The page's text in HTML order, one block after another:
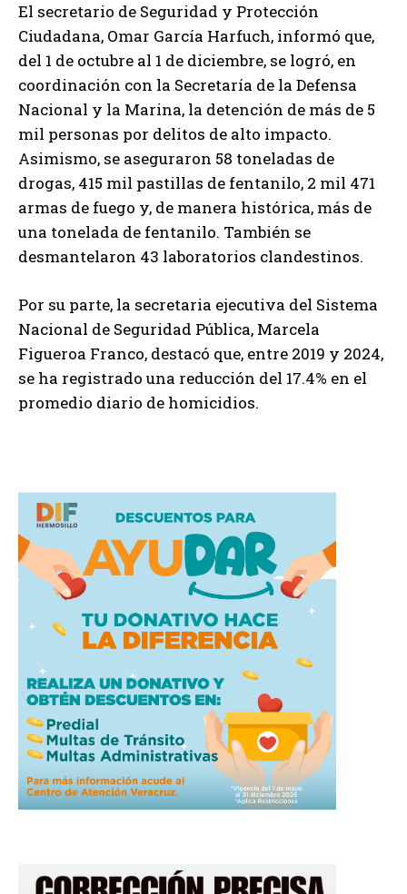
El secretario de Seguridad y Protección
Ciudadana, Omar García Harfuch, informó que,
del 1 de octubre al 1 de diciembre, se logró, en
coordinación con la Secretaría de la Defensa
Nacional y la Marina, la detención de más de 5
mil personas por delitos de alto impacto.
Asimismo, se aseguraron 58 toneladas de
drogas, 415 mil pastillas de fentanilo, 2 mil 471
armas de fuego y, de manera histórica, más de
una tonelada de fentanilo. También se
desmantelaron 43 laboratorios clandestinos.
Por su parte, la secretaria ejecutiva del Sistema
Nacional de Seguridad Pública, Marcela
Figueroa Franco, destacó que, entre 2019 y 2024,
se ha registrado una reducción del 17.4% en el
promedio diario de homicidios.